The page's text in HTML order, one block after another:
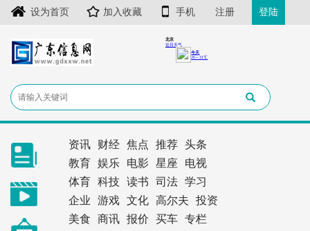
设为首页 加入收藏 手机 注册 登陆
资讯 财经 焦点 推荐
头条
教育
娱乐 电影 星座
电视
体育
科技 读书 司法
学习
企业
游戏 文化 高尔夫
投资
美食
商讯 报价 买车
专栏